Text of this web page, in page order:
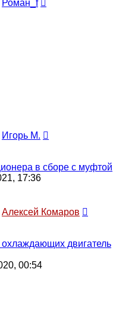
Роман_f
Игорь М.
в сборе с муфтой
17:36
Алексей Комаров
двигатель
00:54